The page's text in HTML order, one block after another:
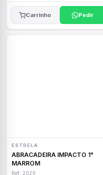
Carrinho Pedir
ESTRELA
ABRACADEIRA IMPACTO 1"
MARROM
Ref: 2029